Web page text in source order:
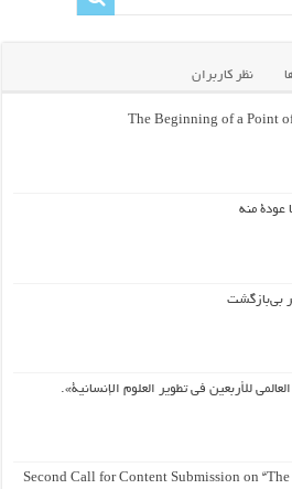
نظر کاربران
The Beginning of a Point
عودة منه
بی‌بازگشت
للأربعين في تطوير العلوم الإنسانية».
Second Call for Content Submission on